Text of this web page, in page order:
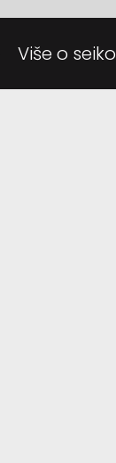
Više o seiko
Tehnologija